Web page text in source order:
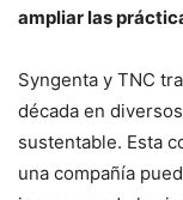
ampliar las
Syngenta y TNC
década en
sustentable. Esta
una compañía